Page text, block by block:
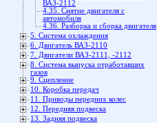
ВАЗ-2112
4.35. Снятие двигателя с
автомобиля
4.36. Разборка и сборка двигателя
5. Система охлаждения
6. Двигатель ВАЗ-2110
7. Двигатели ВАЗ-2111, -2112
8. Система выпуска отработавших
газов
9. Сцепление
10. Коробка передач
11. Приводы передних колес
12. Передняя подвеска
13. Задняя подвеска